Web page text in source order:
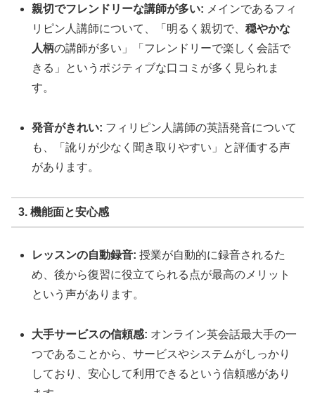
親切でフレンドリーな講師が多い: メインであるフィ
リピン人講師について、「明るく親切で、穏やかな
人柄の講師が多い」「フレンドリーで楽しく会話で
きる」というポジティブな口コミが多く見られま
す。
発音がきれい: フィリピン人講師の英語発音について
も、「訛りが少なく聞き取りやすい」と評価する声
があります。
3. 機能面と安心感
レッスンの自動録音: 授業が自動的に録音されるた
め、後から復習に役立てられる点が最高のメリット
という声があります。
大手サービスの信頼感: オンライン英会話最大手の一
つであることから、サービスやシステムがしっかり
しており、安心して利用できるという信頼感があり